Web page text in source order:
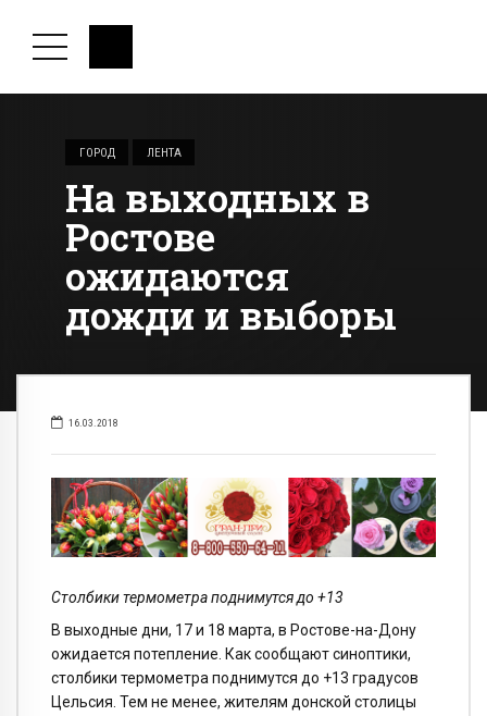
ГОРОД ЛЕНТА
На выходных в
Ростове
ожидаются
дожди и выборы
16.03.2018
Столбики термометра поднимутся до +13
В выходные дни, 17 и 18 марта, в Ростове-на-Дону
ожидается потепление. Как сообщают синоптики,
столбики термометра поднимутся до +13 градусов
Цельсия. Тем не менее, жителям донской столицы